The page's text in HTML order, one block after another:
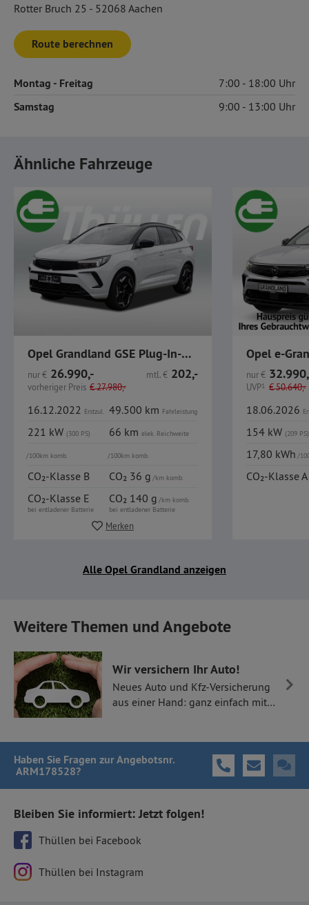
Rotter Bruch 25 - 52068 Aachen
Route berechnen
Montag - Freitag 7:00 18:00
Samstag 9:00 13:00
Ähnliche Fahrzeuge
Opel Grandland GSE Plug-In-Hybrid4
nur€ 26.990,-
vorheriger Preis €27.980,-
mtl.€ 202,-
16.12.2022 Erstzul. 49.500 km Fahrleistung
221 kW (300 PS) 66 kmelek. Reichweite
/100km komb. /100km komb.
CO₂-Klasse B CO₂ 36 g/km komb.
CO₂-Klasse E
bei entladener Batterie
CO₂ 140 g/km komb.
bei entladener Batterie
Merken
nur€
UVP1 €50.640,-
18.06.2026
154 kW (209 PS)
17,80 kWh/
CO₂-Klasse A
Alle Opel Grandland anzeigen
Weitere Themen und Angebote
Wir versichern Ihr Auto!
Neues Auto und Kfz-Versicherung
aus einer Hand: ganz einfach mit
Haben Sie Fragen zur Angebotsnr.
ARM178528?
Bleiben Sie informiert: Jetzt folgen!
Thüllen bei Facebook
Thüllen bei Instagram